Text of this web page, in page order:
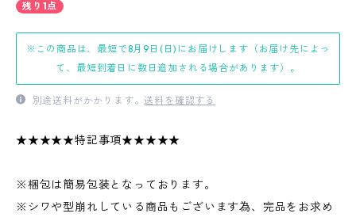
残り1点
※この商品は、最短で8月9日(日)にお届けします（お届け先によっ
て、最短到着日に数日追加される場合があります）。
別途送料がかかります。送料を確認する
★★★★★特記事項★★★★★
※梱包は簡易包装となっております。
※シワや型崩れしている商品もございます為、完品をお求め